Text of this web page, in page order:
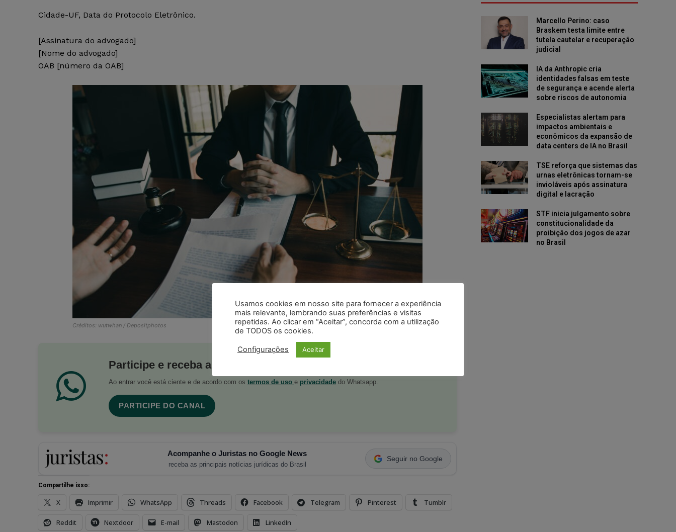
Cidade-UF, Data do Protocolo Eletrônico.
[Assinatura do advogado]
[Nome do advogado]
OAB [número da OAB]
Créditos: wutwhan / Depositphotos
Participe e receba as postagens diárias do Portal Juristas.
Ao entrar você está ciente e de acordo com os termos de uso e privacidade do Whatsapp.
PARTICIPE DO CANAL
Acompanhe o Juristas no Google News
receba as principais notícias jurídicas do Brasil
Seguir no Google
Compartilhe isso:
X Imprimir WhatsApp Threads Facebook Telegram Pinterest Tumblr
Reddit Nextdoor E-mail Mastodon LinkedIn
Marcello Perino: caso
Braskem testa limite entre
tutela cautelar e recuperação
judicial
IA da Anthropic cria
identidades falsas em teste
de segurança e acende alerta
sobre riscos de autonomia
Especialistas alertam para
impactos ambientais e
econômicos da expansão de
data centers de IA no Brasil
TSE reforça que sistemas das
urnas eletrônicas tornam-se
invioláveis após assinatura
digital e lacração
STF inicia julgamento sobre
constitucionalidade da
proibição dos jogos de azar
no Brasil
Usamos cookies em nosso site para fornecer a experiência
mais relevante, lembrando suas preferências e visitas
repetidas. Ao clicar em “Aceitar”, concorda com a utilização
de TODOS os cookies.
Configurações Aceitar